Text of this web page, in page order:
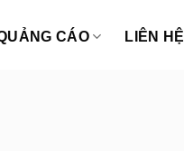
CÁO LIÊN HỆ